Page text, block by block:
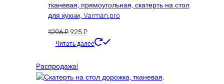
тканевая, прямоугольная, скатерть на стол
для кухни, Varman.pro
1296₽Первоначальная
цена
1296 ₽.
925₽Текущая
цена:
Читать далее
Распродажа!